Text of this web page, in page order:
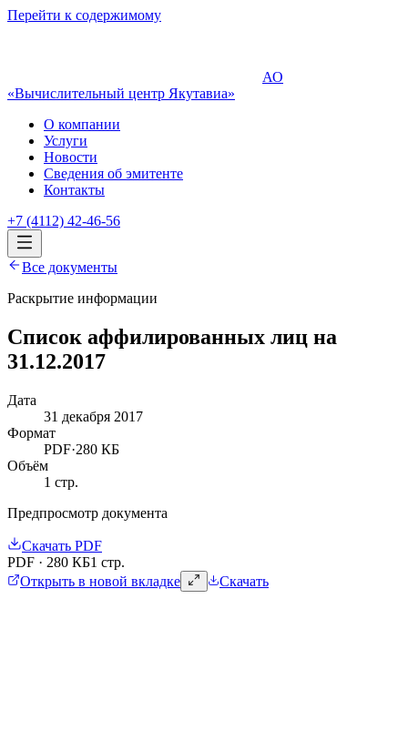
Перейти к содержимому
АО
«Вычислительный центр Якутавиа»
О компании
Услуги
Новости
Сведения об эмитенте
Контакты
+7 (4112) 42-46-56
Все документы
Раскрытие информации
Список аффилированных лиц на
31.12.2017
Дата
31 декабря 2017
Формат
PDF·280 КБ
Объём
1 стр.
Предпросмотр документа
Скачать PDF
PDF · 280 КБ1 стр.
Открыть в новой вкладке
Скачать